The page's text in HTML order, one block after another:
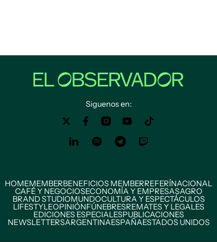
Siguenos en:
HOMEMEMBERBENEFICIOS MEMBERREFERÍNACIONAL
CAFÉ Y NEGOCIOSECONOMÍA Y EMPRESASAGRO
BRAND STUDIOMUNDOCULTURA Y ESPECTÁCULOS
LIFESTYLEOPINIÓNFÚNEBRESREMATES Y LEGALES
EDICIONES ESPECIALESPUBLICACIONES
NEWSLETTERSARGENTINAESPAÑAESTADOS UNIDOS